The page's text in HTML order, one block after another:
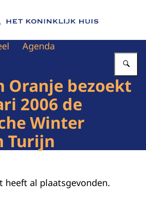
homepage van Het Koninklijk Huis
Agenda
Oranje bezoekt
2006 de
Winter
Turijn
heeft al plaatsgevonden.